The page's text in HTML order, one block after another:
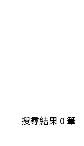
搜尋結果0筆